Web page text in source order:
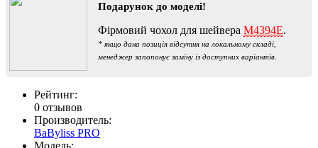
Подарунок до моделі!
Фірмовий чохол для шейвера M4394E.
* якщо дана позиція відсутня на локальному складі,
менеджер запопонує заміну із доступних варіантів.
Рейтинг:
0 отзывов
Производитель:
BaByliss PRO